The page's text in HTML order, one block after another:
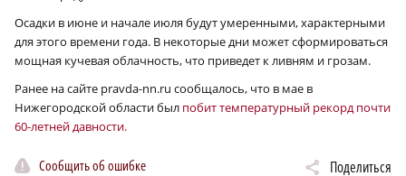
Осадки в июне и начале июля будут умеренными, характерными
для этого времени года. В некоторые дни может сформироваться
мощная кучевая облачность, что приведет к ливням и грозам.
Ранее на сайте pravda-nn.ru сообщалось, что в мае в
Нижегородской области был побит температурный рекорд почти
60-летней давности.
Сообщить об ошибке Поделиться